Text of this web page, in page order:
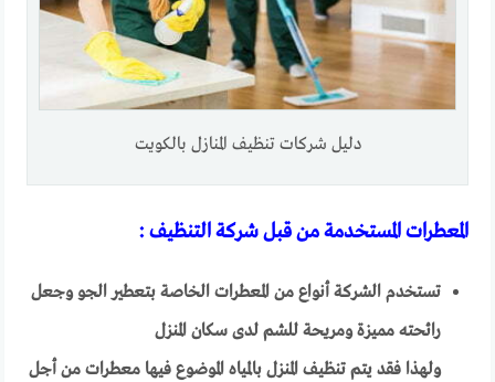
دليل شركات تنظيف المنازل بالكويت
المعطرات المستخدمة من قبل شركة التنظيف :
تستخدم الشركة أنواع من المعطرات الخاصة بتعطير الجو وجعل
رائحته مميزة ومريحة للشم لدى سكان المنزل
ولهذا فقد يتم تنظيف المنزل بالمياه الموضوع فيها معطرات من أجل